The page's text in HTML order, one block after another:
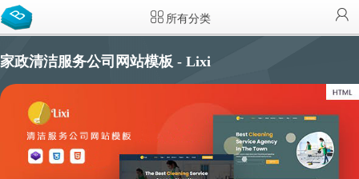
所有分类
家政清洁服务公司网站模板 - Lixi